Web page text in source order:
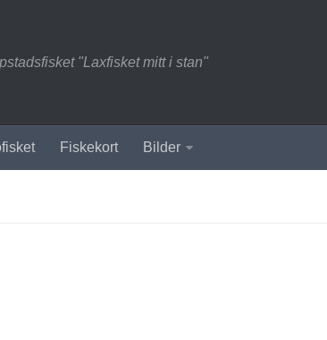
"Laxfisket mitt i stan"
Fiskekort Bilder